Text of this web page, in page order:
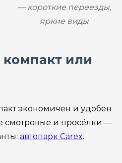
— короткие переезды,
яркие виды
компакт или
экономичен и удобен
смотровые и просёлки —
автопарк Carex.